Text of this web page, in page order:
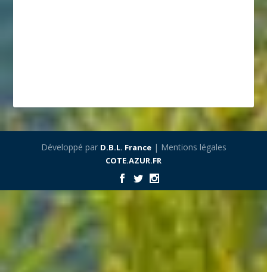
Développé par D.B.L. France| Mentions légales
COTE.AZUR.FR